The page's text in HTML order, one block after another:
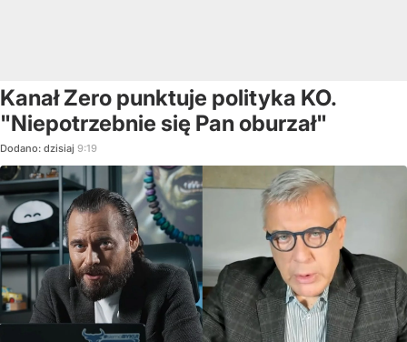
Kanał Zero punktuje polityka KO.
"Niepotrzebnie się Pan oburzał"
Dodano: dzisiaj 9:19